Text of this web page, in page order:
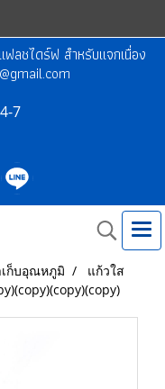
ลชไดร์ฟ สำหรับแจกเนื่อง
7
ก็บอุณหภูมิ
แก้วใส